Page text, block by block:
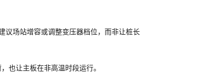
议场站增容或调整变压器档位，而非让桩长
也让主板在非高温时段运行。